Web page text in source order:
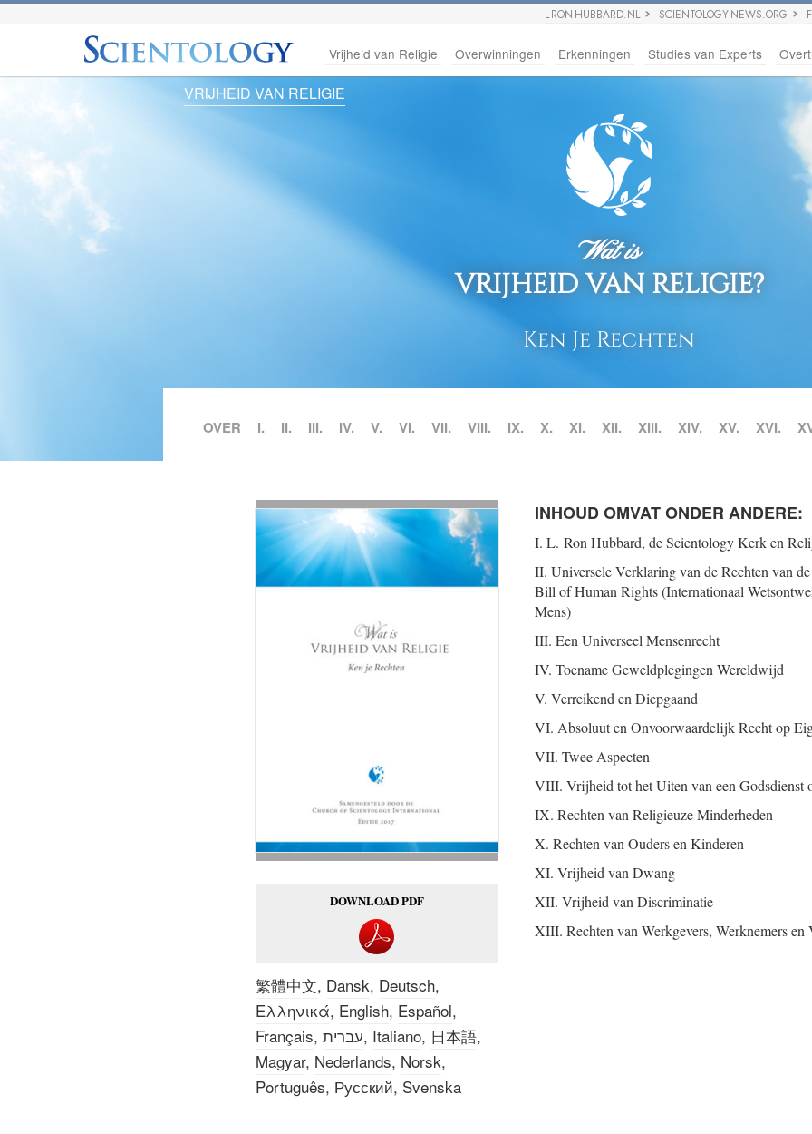
L RON HUBBARD.NL SCIENTOLOGY NEWS.ORG
Vrijheid van Religie Overwinningen Erkenningen Studies van Experts
VRIJHEID VAN RELIGIE
Wat is
VRIJHEID VAN RELIGIE?
Ken Je Rechten
OVER I. II. III. IV. V. VI. VII. VIII. IX. X. XI. XII. XIII. XIV. XV. XVI.
DOWNLOAD PDF
繁體中文, Dansk, Deutsch,
Ελληνικά, English, Español,
Français,עברית, Italiano, 日本語,
Magyar, Nederlands, Norsk,
Português, Русский, Svenska
INHOUD OMVAT ONDER ANDERE:
I. L. Ron Hubbard, de Scientology Kerk en
II. Universele Verklaring van de Rechten van
Bill of Human Rights (Internationaal
Mens)
III. Een Universeel Mensenrecht
IV. Toename Geweldplegingen Wereldwijd
V. Verreikend en Diepgaand
VI. Absoluut en Onvoorwaardelijk Recht op
VII. Twee Aspecten
VIII. Vrijheid tot het Uiten van een Godsdienst
IX. Rechten van Religieuze Minderheden
X. Rechten van Ouders en Kinderen
XI. Vrijheid van Dwang
XII. Vrijheid van Discriminatie
XIII. Rechten van Werkgevers, Werknemers